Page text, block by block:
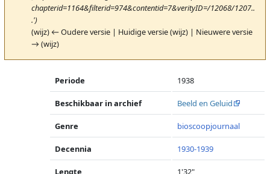
chapterid=1164&filterid=974&contentid=7&verityID=/12068/1207..
.')
(wijz) ← Oudere versie | Huidige versie (wijz) | Nieuwere versie
→ (wijz)
Periode 1938
Beschikbaar in archief Beeld en Geluid
Genre bioscoopjournaal
Decennia 1930-1939
Lengte 1'32"